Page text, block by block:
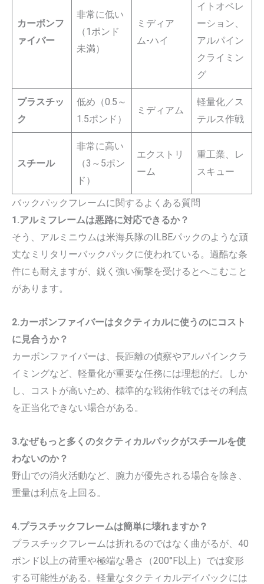
カーボンフ
ァイバー
非常に低い
（1ポンド
未満）
ミディア
ム-ハイ
イトオペレ
ーション、
アルパイン
クライミン
グ
プラスチッ
ク
低め（0.5～
1.5ポンド）
ミディアム
軽量化／ス
テルス作戦
スチール
非常に高い
（3～5ポン
ド）
エクストリ
ーム
重工業、レ
スキュー
バックパックフレームに関するよくある質問
1.アルミフレームは悪路に対応できるか？
そう、アルミニウムは米海兵隊のILBEパックのような頑
丈なミリタリーバックパックに使われている。過酷な条
件にも耐えますが、鋭く強い衝撃を受けるとへこむこと
があります。
2.カーボンファイバーはタクティカルに使うのにコスト
に見合うか？
カーボンファイバーは、長距離の偵察やアルパインクラ
イミングなど、軽量化が重要な任務には理想的だ。しか
し、コストが高いため、標準的な戦術作戦ではその利点
を正当化できない場合がある。
3.なぜもっと多くのタクティカルパックがスチールを使
わないのか？
野山での消火活動など、腕力が優先される場合を除き、
重量は利点を上回る。
4.プラスチックフレームは簡単に壊れますか？
プラスチックフレームは折れるのではなく曲がるが、40
ポンド以上の荷重や極端な暑さ（200°F以上）では変形
する可能性がある。軽量なタクティカルデイパックには